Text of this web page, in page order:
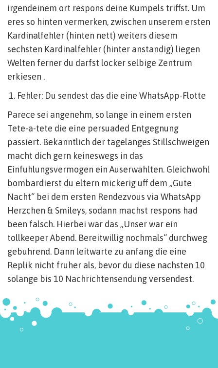
irgendeinem ort respons deine Kumpels triffst. Um
eres so hinten vermerken, zwischen unserem ersten
Kardinalfehler (hinten nett) weiters diesem
sechsten Kardinalfehler (hinter anstandig) liegen
Welten ferner du darfst locker selbige Zentrum
erkiesen .
Fehler: Du sendest das die eine WhatsApp-Flotte
Parece sei angenehm, so lange in einem ersten
Tete-a-tete die eine persuaded Entgegnung
passiert. Bekanntlich der tagelanges Stillschweigen
macht dich gern keineswegs in das
Einfuhlungsvermogen ein Auserwahlten. Gleichwohl
bombardierst du eltern mickerig uff dem „Gute
Nacht“ bei dem ersten Rendezvous via WhatsApp
Herzchen & Smileys, sodann machst respons had
been falsch. Hierbei war das „Unser war ein
tollkeeper Abend. Bereitwillig nochmals“ durchweg
gebuhrend. Dann leitwarte zu anfang die eine
Replik nicht fruher als, bevor du diese nachsten 10
solange bis 10 Nachrichtensendung versendest.